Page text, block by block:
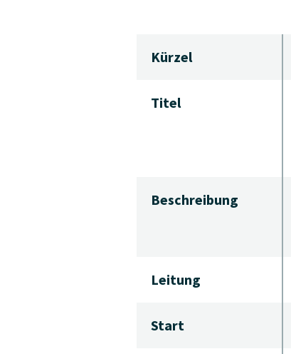
Kürzel
Titel
Beschreibung
Leitung
Start